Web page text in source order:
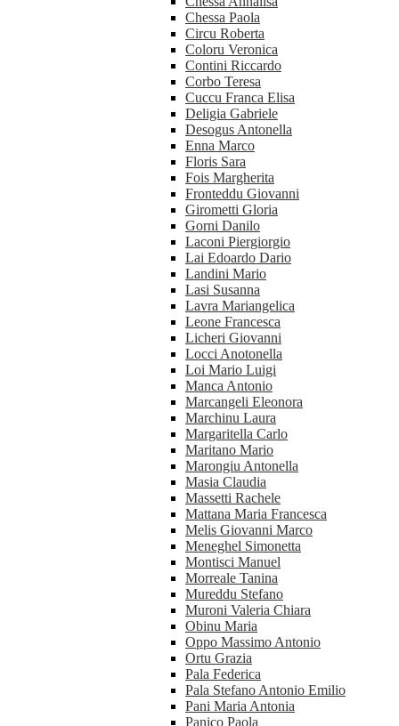
Chessa Paola
Circu Roberta
Coloru Veronica
Contini Riccardo
Corbo Teresa
Cuccu Franca Elisa
Deligia Gabriele
Desogus Antonella
Enna Marco
Floris Sara
Fois Margherita
Fronteddu Giovanni
Girometti Gloria
Gorni Danilo
Laconi Piergiorgio
Lai Edoardo Dario
Landini Mario
Lasi Susanna
Lavra Mariangelica
Leone Francesca
Licheri Giovanni
Locci Anotonella
Loi Mario Luigi
Manca Antonio
Marcangeli Eleonora
Marchinu Laura
Margaritella Carlo
Maritano Mario
Marongiu Antonella
Masia Claudia
Massetti Rachele
Mattana Maria Francesca
Melis Giovanni Marco
Meneghel Simonetta
Montisci Manuel
Morreale Tanina
Mureddu Stefano
Muroni Valeria Chiara
Obinu Maria
Oppo Massimo Antonio
Ortu Grazia
Pala Federica
Pala Stefano Antonio Emilio
Pani Maria Antonia
Panico Paola